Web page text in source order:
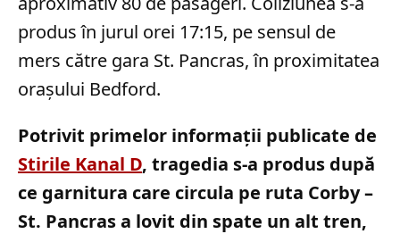
produs în jurul orei 17:15, pe sensul de
mers către gara St. Pancras, în proximitatea
orașului Bedford.
Potrivit primelor informații publicate de
Stirile Kanal D, tragedia s-a produs după
ce garnitura care circula pe ruta Corby –
St. Pancras a lovit din spate un alt tren,